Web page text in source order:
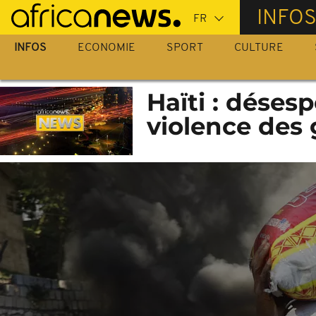
Passer
au
contenu
INFOS
INFOS ECONOMIE SPORT CULTURE
Haïti :
violence des